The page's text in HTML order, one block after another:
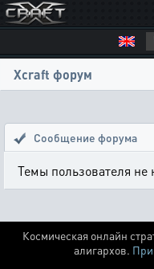
Xcraft форум
Сообщение форума
Темы пользователя не
Космическая онлайн
алигархов.